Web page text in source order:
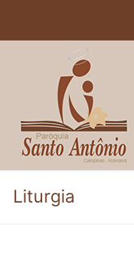
Liturgia